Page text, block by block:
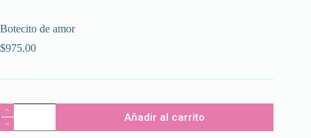
Botecito de amor
$975.00
Botecito
de
amor
Añadir al carrito